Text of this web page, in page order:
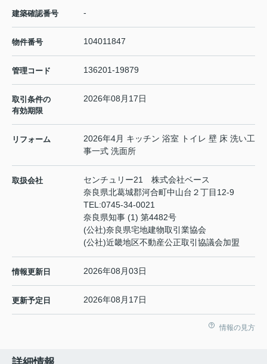
建築確認番号 -
物件番号 104011847
管理コード 136201-19879
取引条件の
有効期限
2026年08月17日
リフォーム
2026年4月 キッチン 浴室 トイレ 壁 床 洗い工
事一式 洗面所
取扱会社
センチュリー21 株式会社ベース
奈良県北葛城郡河合町中山台２丁目12-9
TEL:0745-34-0021
奈良県知事 (1) 第4482号
(公社)奈良県宅地建物取引業協会
(公社)近畿地区不動産公正取引協議会加盟
情報更新日 2026年08月03日
更新予定日 2026年08月17日
情報の見方